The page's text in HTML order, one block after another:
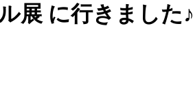
展 に行きました♪